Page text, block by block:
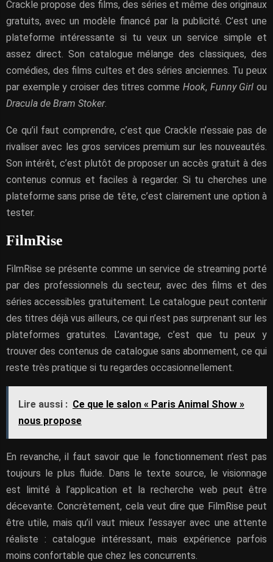
Crackle propose des films, des séries et même des originaux
gratuits, avec un modèle financé par la publicité. C’est une
plateforme intéressante si tu veux un service simple et
assez direct. Son catalogue mélange des classiques, des
comédies, des films cultes et des séries anciennes. Tu peux
par exemple y croiser des titres comme Hook, Funny Girl ou
Dracula de Bram Stoker.
Ce qu’il faut comprendre, c’est que Crackle n’essaie pas de
rivaliser avec les gros services premium sur les nouveautés.
Son intérêt, c’est plutôt de proposer un accès gratuit à des
contenus connus et faciles à regarder. Si tu cherches une
plateforme sans prise de tête, c’est clairement une option à
tester.
FilmRise
FilmRise se présente comme un service de streaming porté
par des professionnels du secteur, avec des films et des
séries accessibles gratuitement. Le catalogue peut contenir
des titres déjà vus ailleurs, ce qui n’est pas surprenant sur les
plateformes gratuites. L’avantage, c’est que tu peux y
trouver des contenus de catalogue sans abonnement, ce qui
reste très pratique si tu regardes occasionnellement.
Lire aussi : Ce que le salon « Paris Animal Show »
nous propose
En revanche, il faut savoir que le fonctionnement n’est pas
toujours le plus fluide. Dans le texte source, le visionnage
est limité à l’application et la recherche web peut être
décevante. Concrètement, cela veut dire que FilmRise peut
être utile, mais qu’il vaut mieux l’essayer avec une attente
réaliste : catalogue intéressant, mais expérience parfois
moins confortable que chez les concurrents.